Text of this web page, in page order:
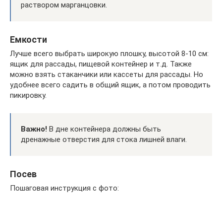
раствором марганцовки.
Емкости
Лучше всего выбрать широкую плошку, высотой 8-10 см:
ящик для рассады, пищевой контейнер и т.д. Также
можно взять стаканчики или кассеты для рассады. Но
удобнее всего садить в общий ящик, а потом проводить
пикировку.
Важно! В дне контейнера должны быть
дренажные отверстия для стока лишней влаги.
Посев
Пошаговая инструкция с фото: